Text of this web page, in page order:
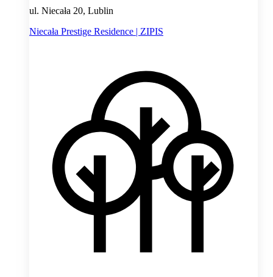
ul. Niecała 20, Lublin
Niecała Prestige Residence | ZIPIS